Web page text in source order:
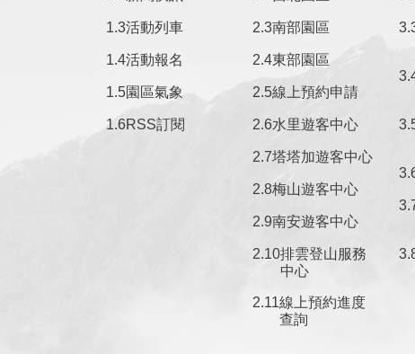
活動列車
活動報名
園區氣象
RSS訂閱
南部園區
東部園區
線上預約申請
水里遊客中心
塔塔加遊客中心
梅山遊客中心
南安遊客中心
排雲登山服務
中心
線上預約進度
查詢